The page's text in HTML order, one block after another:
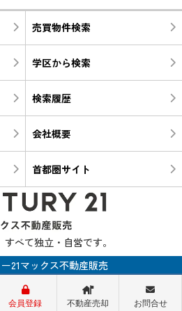
売買物件検索
学区から検索
検索履歴
会社概要
首都圏サイト
べて独立・自営です。
21マックス不動産販売
会員登録 不動産売却 お問合せ